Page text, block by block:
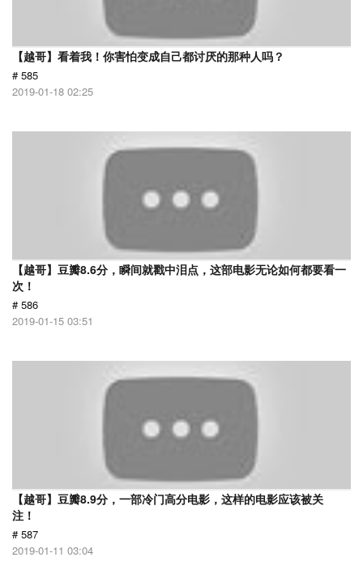
【越哥】看着我！你害怕变成自己都讨厌的那种人吗？
# 585
2019-01-18 02:25
【越哥】豆瓣8.6分，瞬间就戳中泪点，这部电影无论如何都要看一
次！
# 586
2019-01-15 03:51
【越哥】豆瓣8.9分，一部冷门高分电影，这样的电影应该被关
注！
# 587
2019-01-11 03:04